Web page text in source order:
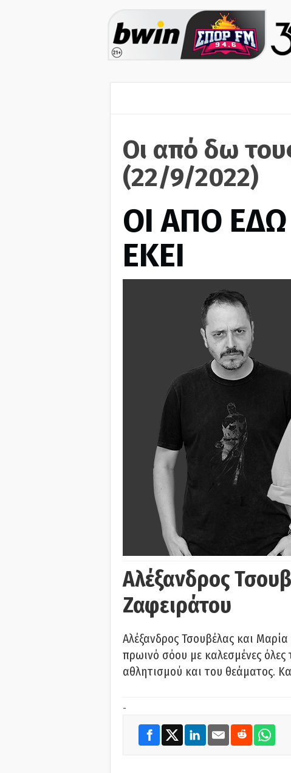
Οι από δω
(22/9/2022)
ΟΙ ΑΠΟ
ΕΚΕΙ
Αλέξανδρος
Ζαφειράτου
Αλέξανδρος Τσουβέλας και
πρωινό σόου με καλεσμένες όλες
αθλητισμού και του θεάματος.
-